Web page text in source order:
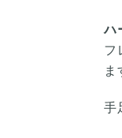
ハ
フ
ま
手